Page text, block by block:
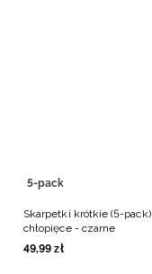
5-pack
Skarpetki krótkie (5-pack)
chłopięce - czarne
49,99 zł